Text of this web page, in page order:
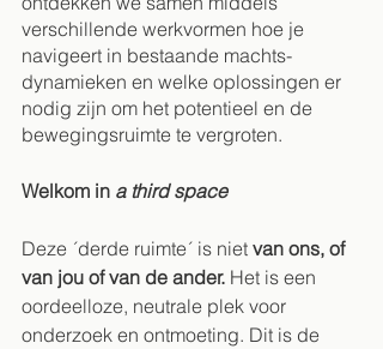
verschillende werkvormen hoe je
navigeert in bestaande machts-
dynamieken en welke oplossingen er
nodig zijn om het potentieel en de
bewegingsruimte te vergroten.
Welkom in a third space
Deze ´derde ruimte´ is niet van ons, of
van jou of van de ander. Het is een
oordeelloze, neutrale plek voor
onderzoek en ontmoeting. Dit is de